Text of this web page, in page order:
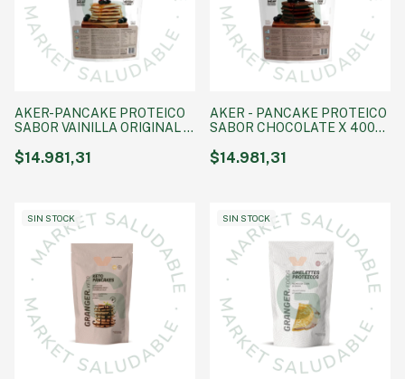
AKER-PANCAKE PROTEICO
SABOR VAINILLA ORIGINAL x
$14.981,31
AKER - PANCAKE PROTEICO
SABOR CHOCOLATE X 400
$14.981,31
SIN STOCK SIN STOCK